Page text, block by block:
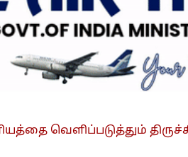
வெளிப்படுத்தும்